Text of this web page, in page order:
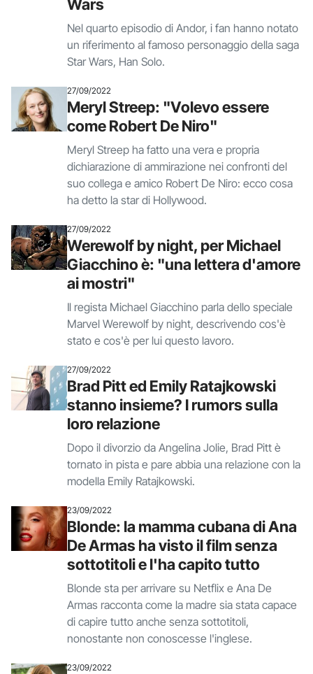
Wars
Nel quarto episodio di Andor, i fan hanno notato
un riferimento al famoso personaggio della saga
Star Wars, Han Solo.
27/09/2022
Meryl Streep: "Volevo essere
come Robert De Niro"
Meryl Streep ha fatto una vera e propria
dichiarazione di ammirazione nei confronti del
suo collega e amico Robert De Niro: ecco cosa
ha detto la star di Hollywood.
27/09/2022
Werewolf by night, per Michael
Giacchino è: "una lettera d'amore
ai mostri"
Il regista Michael Giacchino parla dello speciale
Marvel Werewolf by night, descrivendo cos'è
stato e cos'è per lui questo lavoro.
27/09/2022
Brad Pitt ed Emily Ratajkowski
stanno insieme? I rumors sulla
loro relazione
Dopo il divorzio da Angelina Jolie, Brad Pitt è
tornato in pista e pare abbia una relazione con la
modella Emily Ratajkowski.
23/09/2022
Blonde: la mamma cubana di Ana
De Armas ha visto il film senza
sottotitoli e l'ha capito tutto
Blonde sta per arrivare su Netflix e Ana De
Armas racconta come la madre sia stata capace
di capire tutto anche senza sottotitoli,
nonostante non conoscesse l'inglese.
23/09/2022